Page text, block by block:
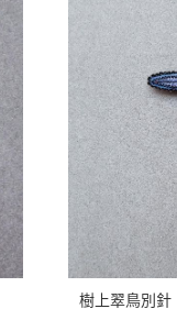
樹上翠鳥別針